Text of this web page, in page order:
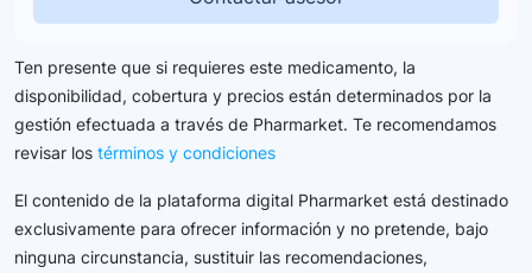
Ten presente que si requieres este medicamento, la
disponibilidad, cobertura y precios están determinados por la
gestión efectuada a través de Pharmarket. Te recomendamos
revisar los términos y condiciones
El contenido de la plataforma digital Pharmarket está destinado
exclusivamente para ofrecer información y no pretende, bajo
ninguna circunstancia, sustituir las recomendaciones,